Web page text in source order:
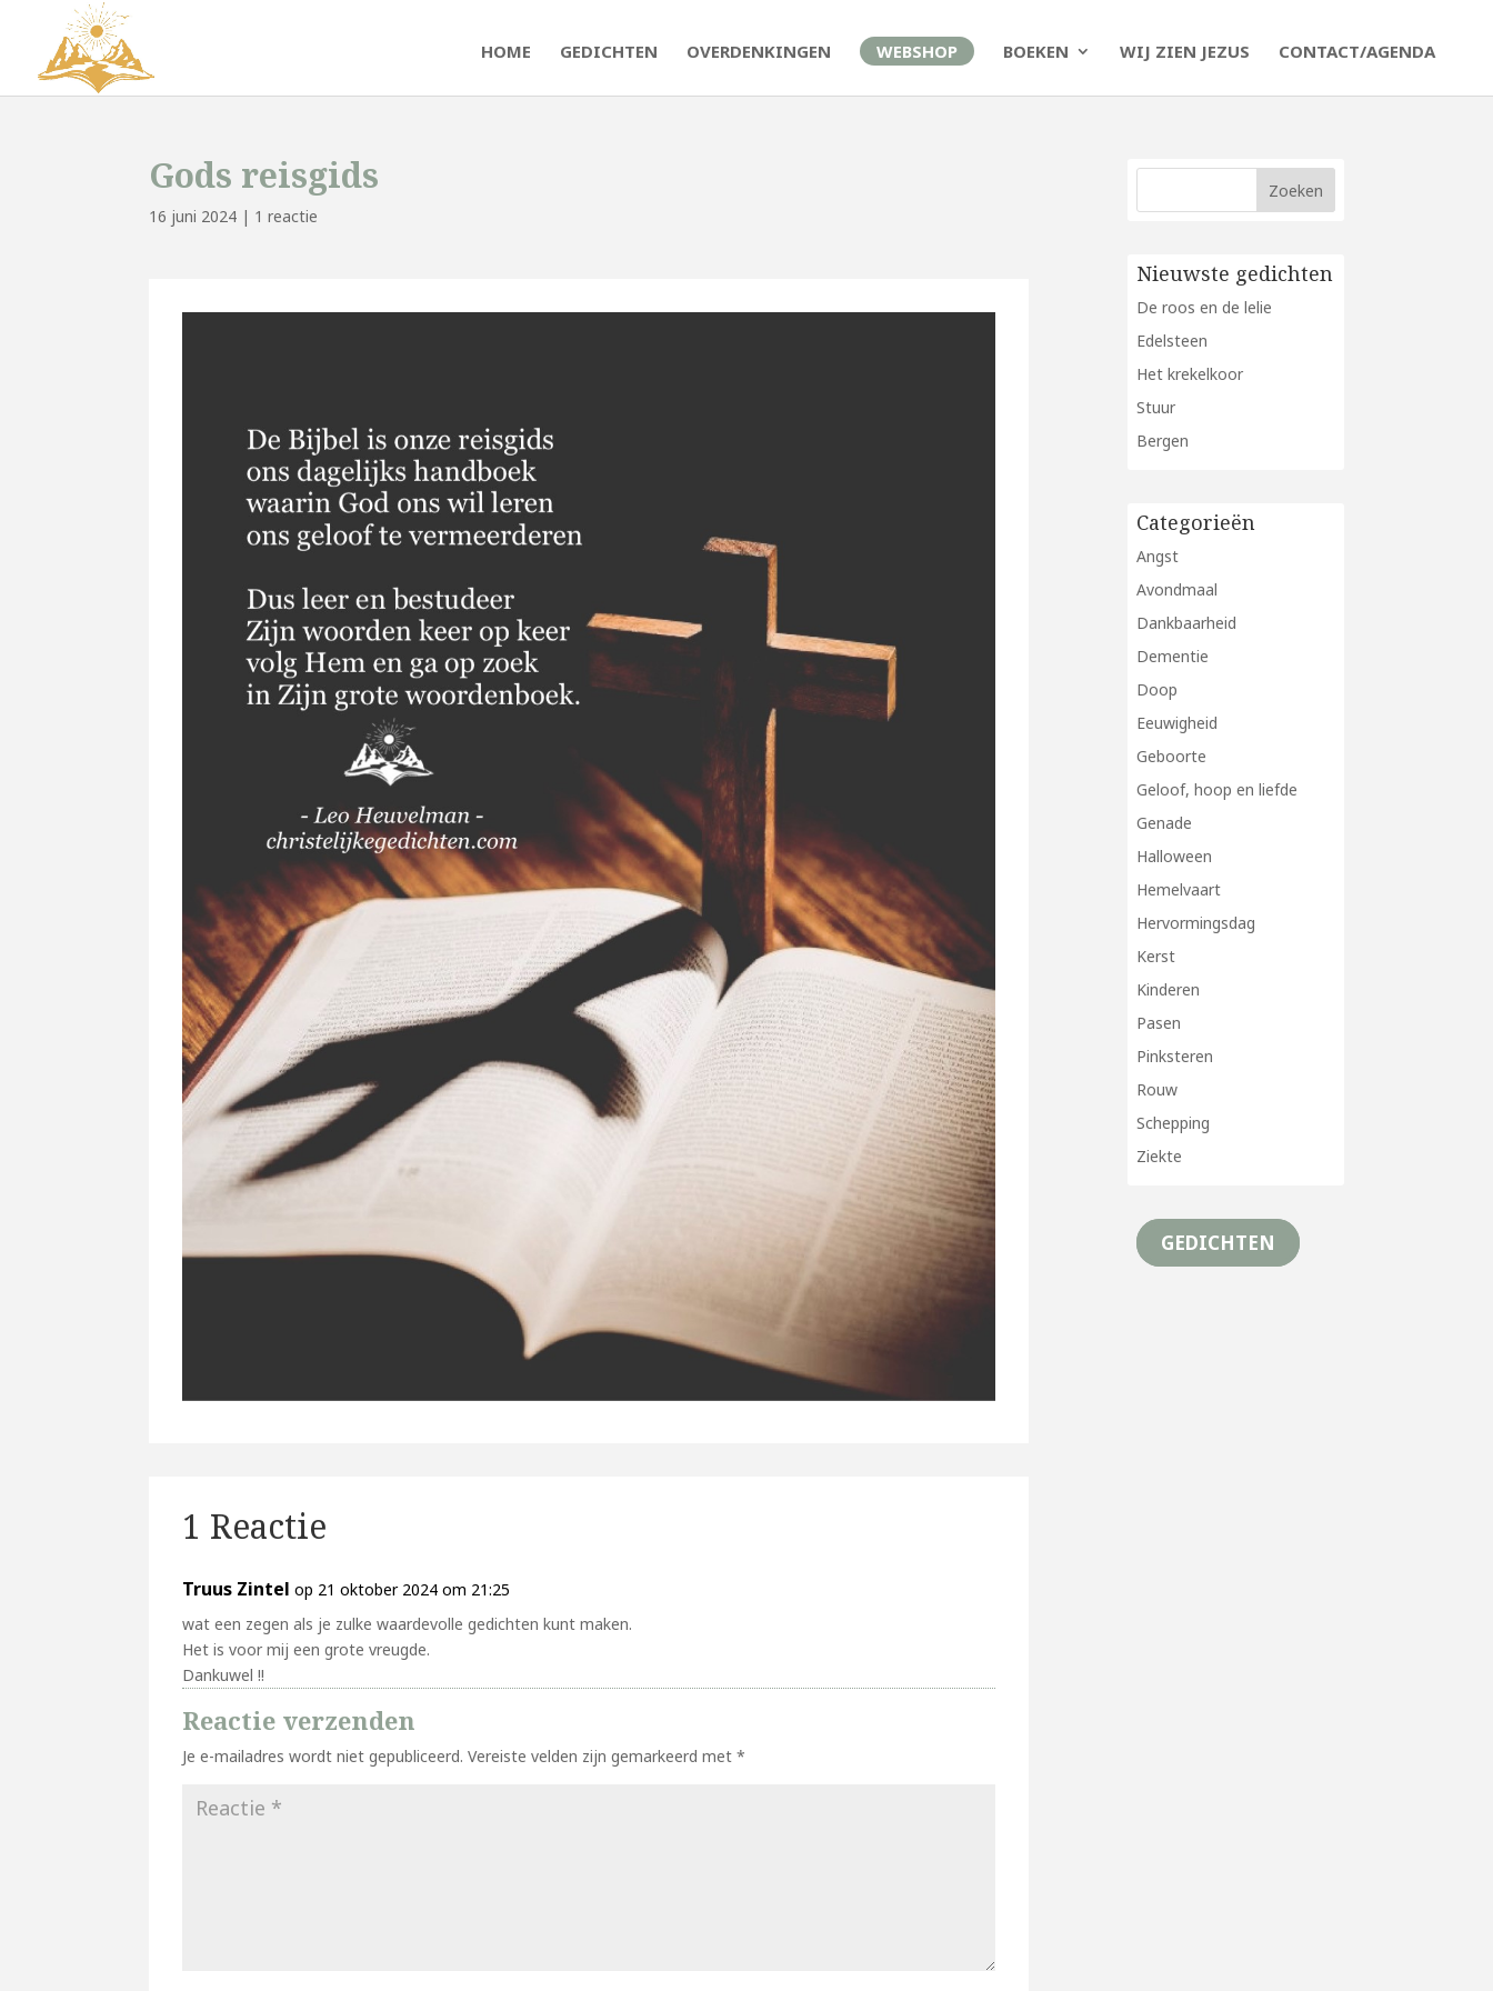
HOME GEDICHTEN OVERDENKINGEN WEBSHOP BOEKEN WIJ ZIEN JEZUS CONTACT/AGENDA
Gods reisgids
16 juni 2024 | 1 reactie
1 Reactie
Truus Zintel op 21 oktober 2024 om 21:25
wat een zegen als je zulke waardevolle gedichten kunt maken.
Het is voor mij een grote vreugde.
Dankuwel !!
Reactie verzenden
Je e-mailadres wordt niet gepubliceerd. Vereiste velden zijn gemarkeerd met*
Nieuwste gedichten
De roos en de lelie
Edelsteen
Het krekelkoor
Stuur
Bergen
Categorieën
Angst
Avondmaal
Dankbaarheid
Dementie
Doop
Eeuwigheid
Geboorte
Geloof, hoop en liefde
Genade
Halloween
Hemelvaart
Hervormingsdag
Kerst
Kinderen
Pasen
Pinksteren
Rouw
Schepping
Ziekte
GEDICHTEN